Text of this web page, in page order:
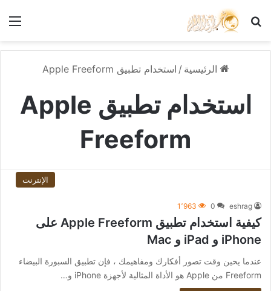
بحث عن
الرئيسية / استخدام تطبيق Apple Freeform
استخدام تطبيق Apple
Freeform
الإنترنت
eshrag
0 1٬963
كيفية استخدام تطبيق Apple Freeform على
iPhone و iPad و Mac
عندما يحين وقت تصور أفكارك ومفاهيمك ، فإن تطبيق السبورة البيضاء
Freeform من Apple هو الأداة المثالية لأجهزة iPhone و…